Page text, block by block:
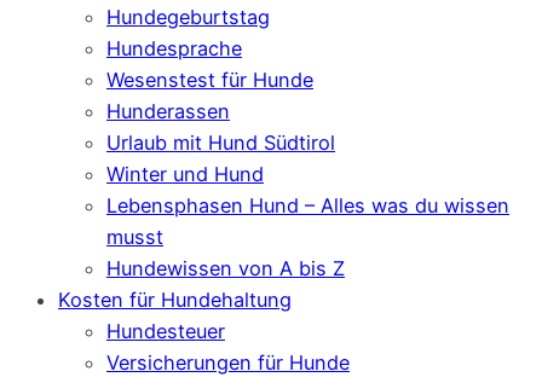
Hundegeburtstag
Hundesprache
Wesenstest für Hunde
Hunderassen
Urlaub mit Hund Südtirol
Winter und Hund
Lebensphasen Hund – Alles was du wissen
musst
Hundewissen von A bis Z
Kosten für Hundehaltung
Hundesteuer
Versicherungen für Hunde